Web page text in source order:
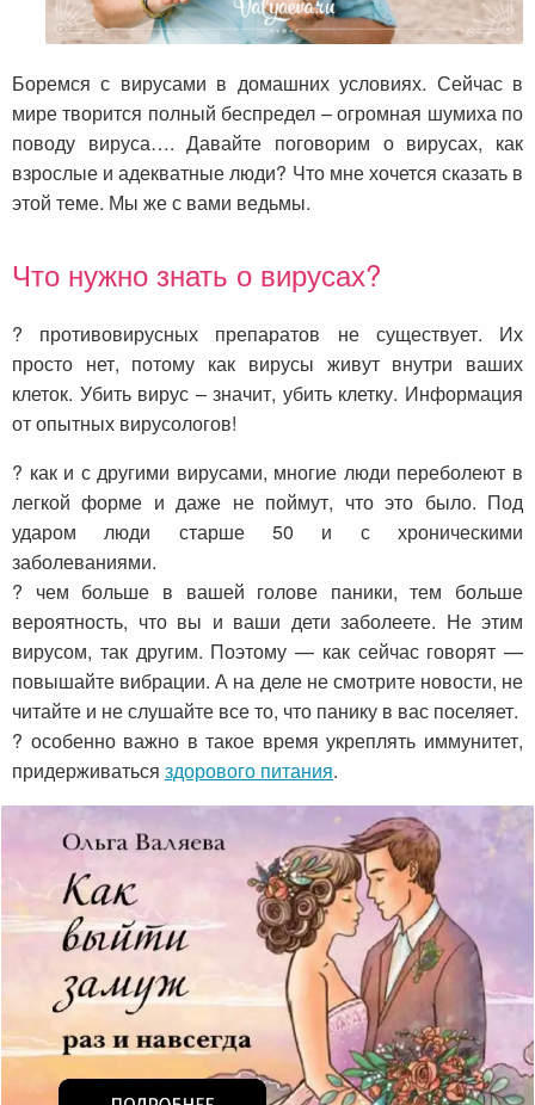
Боремся с вирусами в домашних условиях. Сейчас в
мире творится полный беспредел – огромная шумиха по
поводу вируса…. Давайте поговорим о вирусах, как
взрослые и адекватные люди? Что мне хочется сказать в
этой теме. Мы же с вами ведьмы.
Что нужно знать о вирусах?
? противовирусных препаратов не существует. Их
просто нет, потому как вирусы живут внутри ваших
клеток. Убить вирус – значит, убить клетку. Информация
от опытных вирусологов!
? как и с другими вирусами, многие люди переболеют в
легкой форме и даже не поймут, что это было. Под
ударом люди старше 50 и с хроническими
заболеваниями.
? чем больше в вашей голове паники, тем больше
вероятность, что вы и ваши дети заболеете. Не этим
вирусом, так другим. Поэтому — как сейчас говорят —
повышайте вибрации. А на деле не смотрите новости, не
читайте и не слушайте все то, что панику в вас поселяет.
? особенно важно в такое время укреплять иммунитет,
придерживаться здорового питания.